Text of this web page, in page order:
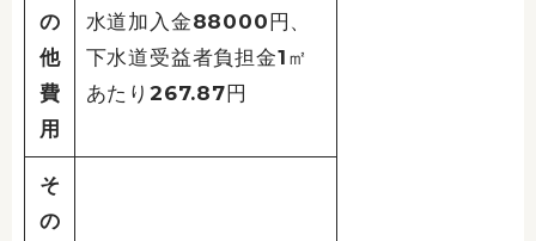
の
他
費
用
水道加入金88000円、
下水道受益者負担金1㎡
あたり267.87円
そ
の